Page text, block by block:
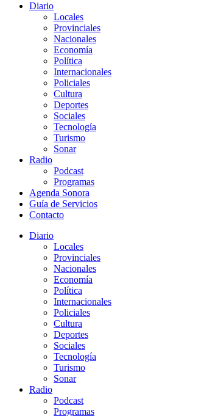
Diario
Locales
Provinciales
Nacionales
Economía
Política
Internacionales
Policiales
Cultura
Deportes
Sociales
Tecnología
Turismo
Sonar
Radio
Podcast
Programas
Agenda Sonora
Guía de Servicios
Contacto
Diario
Locales
Provinciales
Nacionales
Economía
Política
Internacionales
Policiales
Cultura
Deportes
Sociales
Tecnología
Turismo
Sonar
Radio
Podcast
Programas